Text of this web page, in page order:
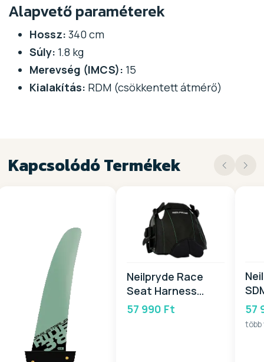
Alapvető paraméterek
Hossz: 340 cm
Súly: 1.8 kg
Merevség (IMCS): 15
Kialakítás: RDM (csökkentett átmérő)
Kapcsolódó Termékek
Neilpryde Race
Seat Harness
2026
57 990 Ft 57